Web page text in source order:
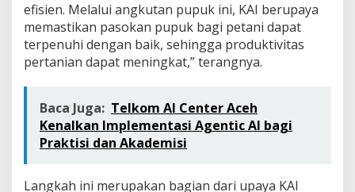
efisien. Melalui angkutan pupuk ini, KAI berupaya
memastikan pasokan pupuk bagi petani dapat
terpenuhi dengan baik, sehingga produktivitas
pertanian dapat meningkat,” terangnya.
Baca Juga: Telkom AI Center Aceh
Kenalkan Implementasi Agentic AI bagi
Praktisi dan Akademisi
Langkah ini merupakan bagian dari upaya KAI